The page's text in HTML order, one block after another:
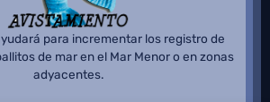
para incrementar los registro de
de mar en el Mar Menor o en zonas
adyacentes.